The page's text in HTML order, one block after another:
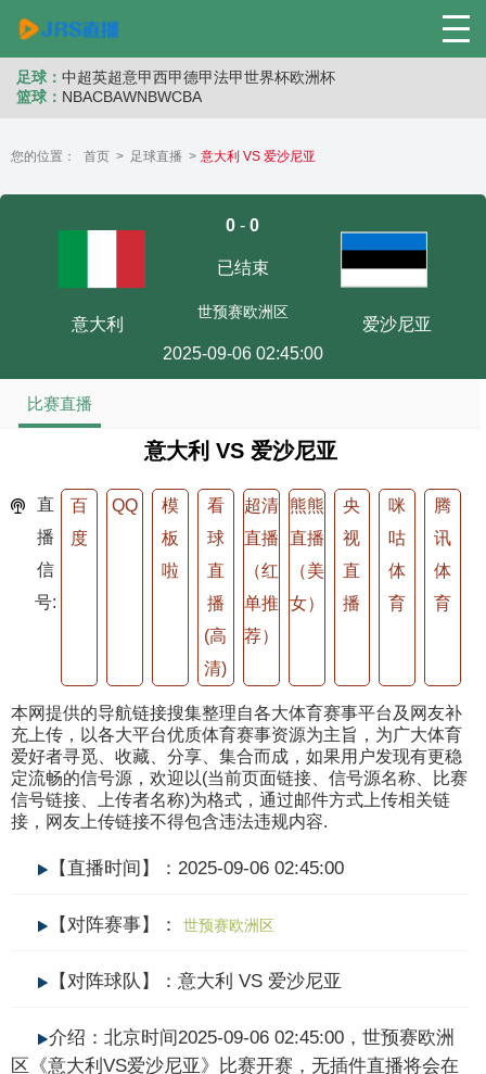
足球： 中超英超意甲西甲德甲法甲世界杯欧洲杯
篮球： NBACBAWNBWCBA
您的位置： 首页 > 足球直播 > 意大利 VS 爱沙尼亚
意大利
0 -0
已结束
世预赛欧洲区
2025-09-06 02:45:00
爱沙尼亚
比赛直播
意大利 VS 爱沙尼亚
直
播
信
号:
百
度
QQ
模
板
啦
看
球
直
播
(高
清)
超清
直播
（红
单推
荐）
熊熊
直播
（美
女）
央
视
直
播
咪
咕
体
育
腾
讯
体
育
本网提供的导航链接搜集整理自各大体育赛事平台及网友补
充上传，以各大平台优质体育赛事资源为主旨，为广大体育
爱好者寻觅、收藏、分享、集合而成，如果用户发现有更稳
定流畅的信号源，欢迎以(当前页面链接、信号源名称、比赛
信号链接、上传者名称)为格式，通过邮件方式上传相关链
接，网友上传链接不得包含违法违规内容.
【直播时间】：2025-09-06 02:45:00
【对阵赛事】：世预赛欧洲区
【对阵球队】：意大利 VS 爱沙尼亚
介绍：北京时间2025-09-06 02:45:00，世预赛欧洲
区《意大利VS爱沙尼亚》比赛开赛，无插件直播将会在